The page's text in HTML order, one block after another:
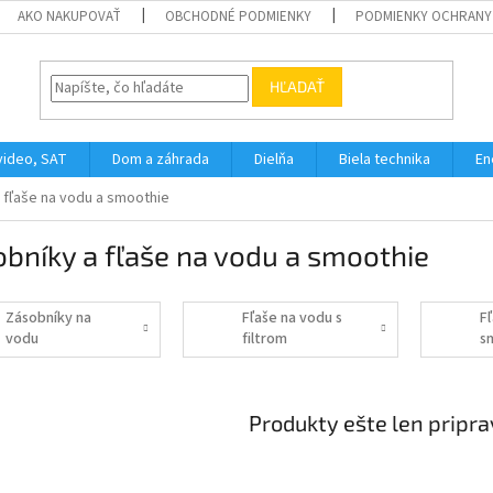
AKO NAKUPOVAŤ OBCHODNÉ PODMIENKY PODMIENKY
HĽADAŤ
SAT Dom a záhrada Dielňa Biela technika
na vodu a smoothie
a fľaše na vodu a smoothie
Zásobníky na
vodu
Fľaše na vodu s
filtrom
Produkty ešte len